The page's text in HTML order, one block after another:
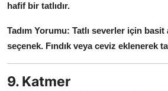
hafif bir tatlıdır.
Tadım Yorumu: Tatlı severler için
seçenek. Fındık veya ceviz eklenerek
9. Katmer